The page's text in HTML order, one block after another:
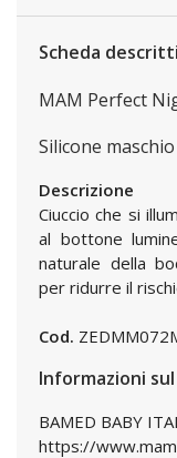
Scheda
MAM Perfect
Silicone maschio
Descrizione
Ciuccio che si
al bottone
naturale della
per ridurre il
Cod.
Informazioni
BAMED BABY
https://